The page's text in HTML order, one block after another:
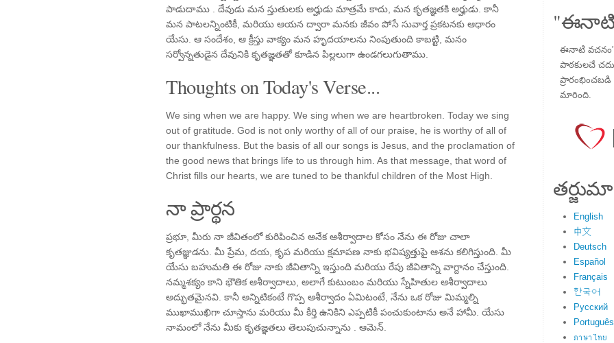
పాడుదాము . దేవుడు మన స్తుతులకు అర్హుడు మాత్రమే కాదు, మన కృతజ్ఞతకి అర్హుడు. కానీ
మన పాటలన్నింటికీ, మరియు ఆయన ద్వారా మనకు జీవం పోసే సువార్త ప్రకటనకు ఆధారం
యేసు. ఆ సందేశం, ఆ క్రీస్తు వాక్యం మన హృదయాలను నింపుతుంది కాబట్టి, మనం
సర్వోన్నతుడైన దేవునికి కృతజ్ఞతతో కూడిన పిల్లలుగా ఉండగలుగుతాము.
Thoughts on Today's Verse...
We sing when we are happy. We sing when we are heartbroken. Today we sing
out of gratitude. God is not only worthy of all of our praise, he is worthy of all of
our thankfulness. But the basis of all our songs is Jesus, and the proclamation of
the good news that brings life to us through him. As that message, that word of
Christ fills our hearts, we are tuned to be thankful children of the Most High.
నా ప్రార్థన
ప్రభూ, మీరు నా జీవితంలో కురిపించిన అనేక ఆశీర్వాదాల కోసం నేను ఈ రోజు చాలా
కృతజ్ఞుడను. మీ ప్రేమ, దయ, కృప మరియు క్షమాపణ నాకు భవిష్యత్తుపై ఆశను కలిగిస్తుంది. మీ
యేసు బహుమతి ఈ రోజు నాకు జీవితాన్ని ఇస్తుంది మరియు రేపు జీవితాన్ని వాగ్దానం చేస్తుంది.
నమ్మశక్యం కాని భౌతిక ఆశీర్వాదాలు, అలాగే కుటుంబం మరియు స్నేహితుల ఆశీర్వాదాలు
అద్భుతమైనవి. కానీ అన్నిటికంటే గొప్ప ఆశీర్వాదం ఏమిటంటే, నేను ఒక రోజు మిమ్మల్ని
ముఖాముఖిగా చూస్తాను మరియు మీ కీర్తి ఉనికిని ఎప్పటికీ పంచుకుంటాను అనే హామీ. యేసు
నామంలో నేను మీకు కృతజ్ఞతలు తెలుపుచున్నాను . ఆమెన్.
"ఈనాటి
ఈనాటి వచనం"
పాఠకులచే
ప్రారంభించబడి
మారింది.
తర్జుమా
English
中文
Deutsch
Español
Français
한국어
Русский
Português
ภาษาไทย